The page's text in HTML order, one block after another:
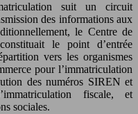
suit un circuit
des informations aux
le Centre de
le point d’entrée
vers les organismes
pour l’immatriculation
des numéros SIREN et
fiscale, et
sociales.